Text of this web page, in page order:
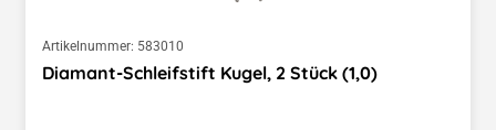
Artikelnummer: 583010
Diamant-Schleifstift Kugel, 2 Stück (1,0)